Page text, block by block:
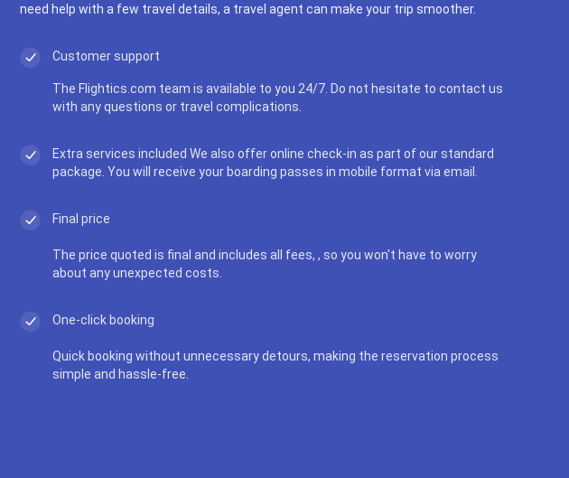
need help with a few travel details, a travel agent can make your trip smoother.
Customer support
The Flightics.com team is available to you 24/7. Do not hesitate to contact us
with any questions or travel complications.
Extra services included We also offer online check-in as part of our standard
package. You will receive your boarding passes in mobile format via email.
Final price
The price quoted is final and includes all fees, , so you won't have to worry
about any unexpected costs.
One-click booking
Quick booking without unnecessary detours, making the reservation process
simple and hassle-free.